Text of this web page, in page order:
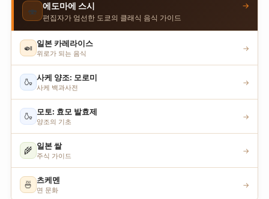
🍣 에도마에 스시
편집자가 엄선한 도쿄의 클래식 음식 가이드
→
🍛 일본 카레라이스
위로가 되는 음식
→
🍶 사케 양조: 모로미
사케 백과사전
→
🍶 모토: 효모 발효제
양조의 기초
→
🌾 일본 쌀
주식 가이드
→
🍜 츠케멘
면 문화
→